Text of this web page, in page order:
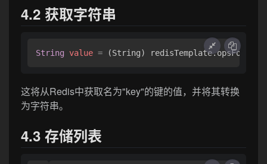
4.2 获取字符串
String value = (String)
这将从Redis中获取名为"key"的键的值，并将其转换
为字符串。
4.3 存储列表